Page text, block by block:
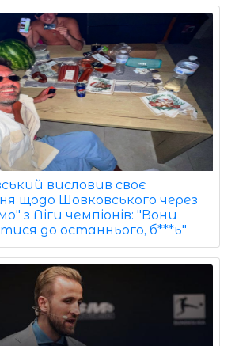
висловив своє
щодо Шовковського через
з Ліги чемпіонів: "Вони
до останнього, б***ь"